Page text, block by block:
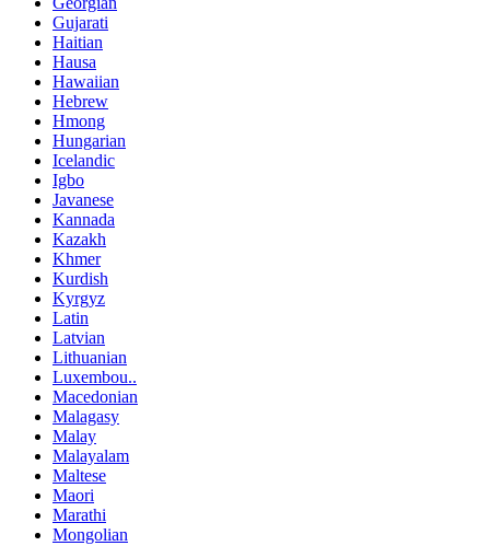
Gujarati
Haitian
Hausa
Hawaiian
Hebrew
Hmong
Hungarian
Icelandic
Igbo
Javanese
Kannada
Kazakh
Khmer
Kurdish
Kyrgyz
Latin
Latvian
Lithuanian
Luxembou..
Macedonian
Malagasy
Malay
Malayalam
Maltese
Maori
Marathi
Mongolian